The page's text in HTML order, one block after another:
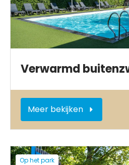
Verwarmd
Meer bekijken
Op het park